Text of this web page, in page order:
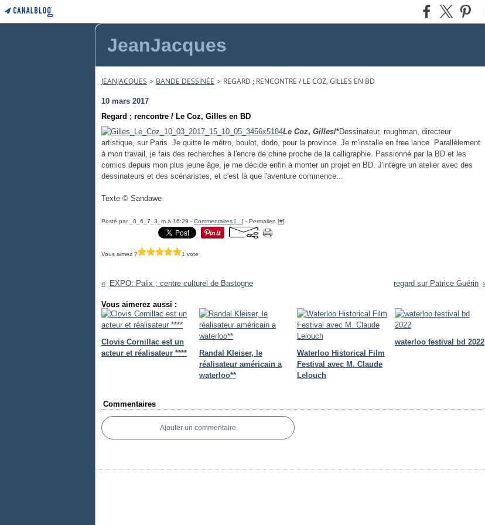
JeanJacques
JEANJACQUES > BANDE DESSINÉE > REGARD ; RENCONTRE / LE COZ, GILLES EN BD
10 mars 2017
Regard ; rencontre / Le Coz, Gilles en BD
Le Coz, Gilles/*Dessinateur, roughman, directeur
artistique, sur Paris. Je quitte le métro, boulot, dodo, pour la province. Je m'installe en free lance. Parallèlement
à mon travail, je fais des recherches à l'encre de chine proche de la calligraphie. Passionné par la BD et les
comics depuis mon plus jeune âge, je me décide enfin à monter un projet en BD. J'intègre un atelier avec des
dessinateurs et des scénaristes, et c'est là que l'aventure commence...
Texte © Sandawe
Posté par _0_6_7_3_m à 16:29 - Commentaires [ ] - Permalien [#]
Vous aimez ? 1 vote
EXPO: Palix ; centre culturel de Bastogne regard sur Patrice Guérin
Vous aimerez aussi :
Clovis Cornillac est un
acteur et réalisateur ****
Randal Kleiser, le
réalisateur américain a
waterloo**
Waterloo Historical Film
Festival avec M. Claude
Lelouch
waterloo festival bd 2022
Commentaires
Ajouter un commentaire